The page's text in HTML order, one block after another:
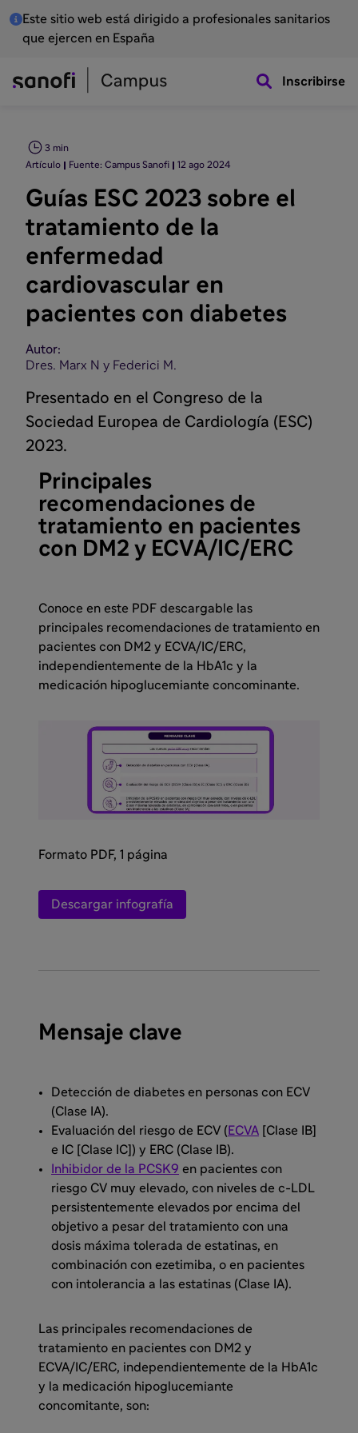
Este sitio web está dirigido a profesionales sanitarios
que ejercen en España
Inscribirse
Artículo Fuente: Campus Sanofi 12 ago 2024
3 min
Guías ESC 2023 sobre el
tratamiento de la
enfermedad
cardiovascular en
pacientes con diabetes
Autor:
Dres. Marx N y Federici M.
Presentado en el Congreso de la
Sociedad Europea de Cardiología (ESC)
2023.
Principales
recomendaciones de
tratamiento en pacientes
con DM2 y ECVA/IC/ERC
Conoce en este PDF descargable las
principales recomendaciones de tratamiento en
pacientes con DM2 y ECVA/IC/ERC,
independientemente de la HbA1c y la
medicación hipoglucemiante concominante.
Formato PDF, 1 página
Descargar infografía
Mensaje clave
Detección de diabetes en personas con ECV
(Clase IA).
Evaluación del riesgo de ECV ( ECVA [Clase IB]
e IC [Clase IC]) y ERC (Clase IB).
Inhibidor de la PCSK9 en pacientes con
riesgo CV muy elevado, con niveles de c-LDL
persistentemente elevados por encima del
objetivo a pesar del tratamiento con una
dosis máxima tolerada de estatinas, en
combinación con ezetimiba, o en pacientes
con intolerancia a las estatinas (Clase IA).
Las principales recomendaciones de
tratamiento en pacientes con DM2 y
ECVA/IC/ERC, independientemente de la HbA1c
y la medicación hipoglucemiante
concomitante, son: